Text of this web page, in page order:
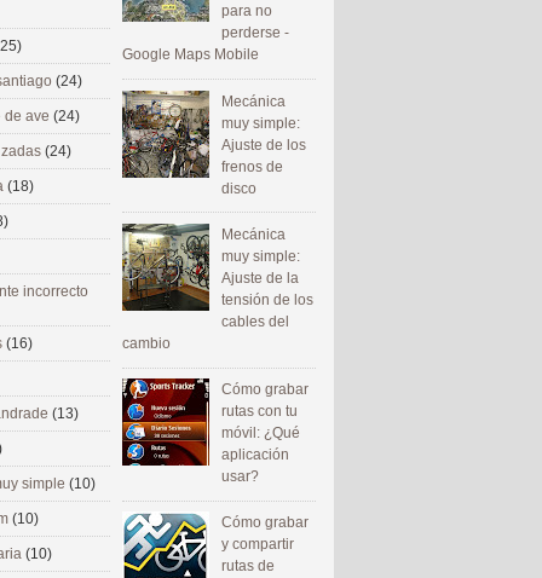
para no
perderse -
Google Maps Mobile
Mecánica
muy simple:
Ajuste de los
frenos de
disco
Mecánica
muy simple:
Ajuste de la
tensión de los
cables del
cambio
Cómo grabar
rutas con tu
móvil: ¿Qué
aplicación
usar?
Cómo grabar
y compartir
rutas de
(24)
de ave (24)
(24)
(18)
incorrecto
(16)
(13)
simple (10)
(10)
(10)